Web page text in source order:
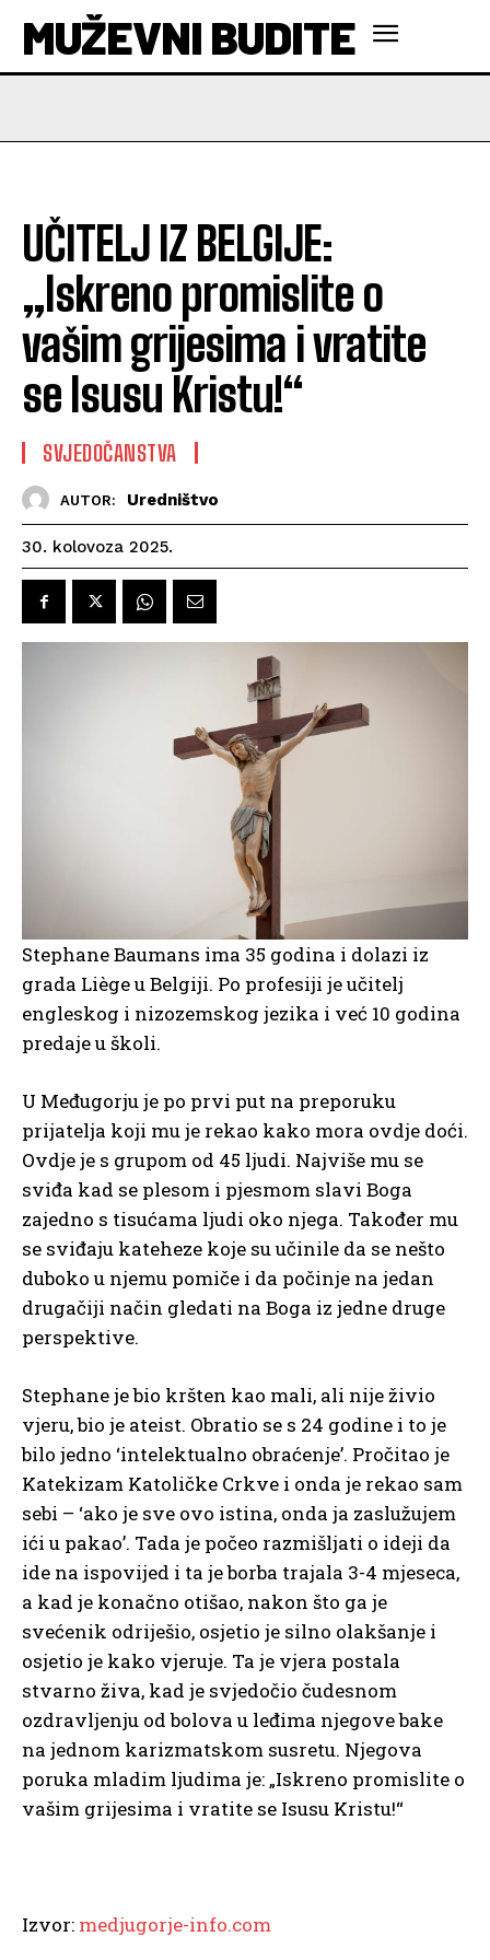
MUŽEVNI BUDITE
UČITELJ IZ BELGIJE:
„Iskreno promislite o
vašim grijesima i vratite
se Isusu Kristu!“
SVJEDOČANSTVA
AUTOR: Uredništvo
30. kolovoza 2025.
Stephane Baumans ima 35 godina i dolazi iz
grada Liège u Belgiji. Po profesiji je učitelj
engleskog i nizozemskog jezika i već 10 godina
predaje u školi.
U Međugorju je po prvi put na preporuku
prijatelja koji mu je rekao kako mora ovdje doći.
Ovdje je s grupom od 45 ljudi. Najviše mu se
sviđa kad se plesom i pjesmom slavi Boga
zajedno s tisućama ljudi oko njega. Također mu
se sviđaju kateheze koje su učinile da se nešto
duboko u njemu pomiče i da počinje na jedan
drugačiji način gledati na Boga iz jedne druge
perspektive.
Stephane je bio kršten kao mali, ali nije živio
vjeru, bio je ateist. Obratio se s 24 godine i to je
bilo jedno ‘intelektualno obraćenje’. Pročitao je
Katekizam Katoličke Crkve i onda je rekao sam
sebi – ‘ako je sve ovo istina, onda ja zaslužujem
ići u pakao’. Tada je počeo razmišljati o ideji da
ide na ispovijed i ta je borba trajala 3-4 mjeseca,
a kad je konačno otišao, nakon što ga je
svećenik odriješio, osjetio je silno olakšanje i
osjetio je kako vjeruje. Ta je vjera postala
stvarno živa, kad je svjedočio čudesnom
ozdravljenju od bolova u leđima njegove bake
na jednom karizmatskom susretu. Njegova
poruka mladim ljudima je: „Iskreno promislite o
vašim grijesima i vratite se Isusu Kristu!“
Izvor: medjugorje-info.com